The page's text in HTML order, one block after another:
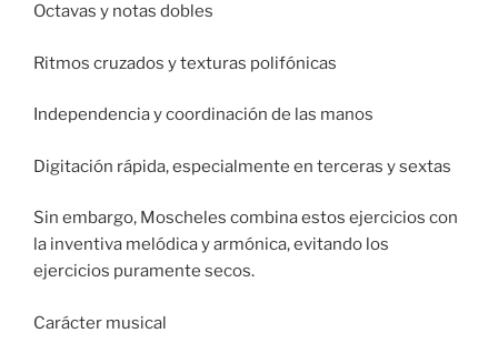
Octavas y notas dobles
Ritmos cruzados y texturas polifónicas
Independencia y coordinación de las manos
Digitación rápida, especialmente en terceras y sextas
Sin embargo, Moscheles combina estos ejercicios con
la inventiva melódica y armónica, evitando los
ejercicios puramente secos.
Carácter musical